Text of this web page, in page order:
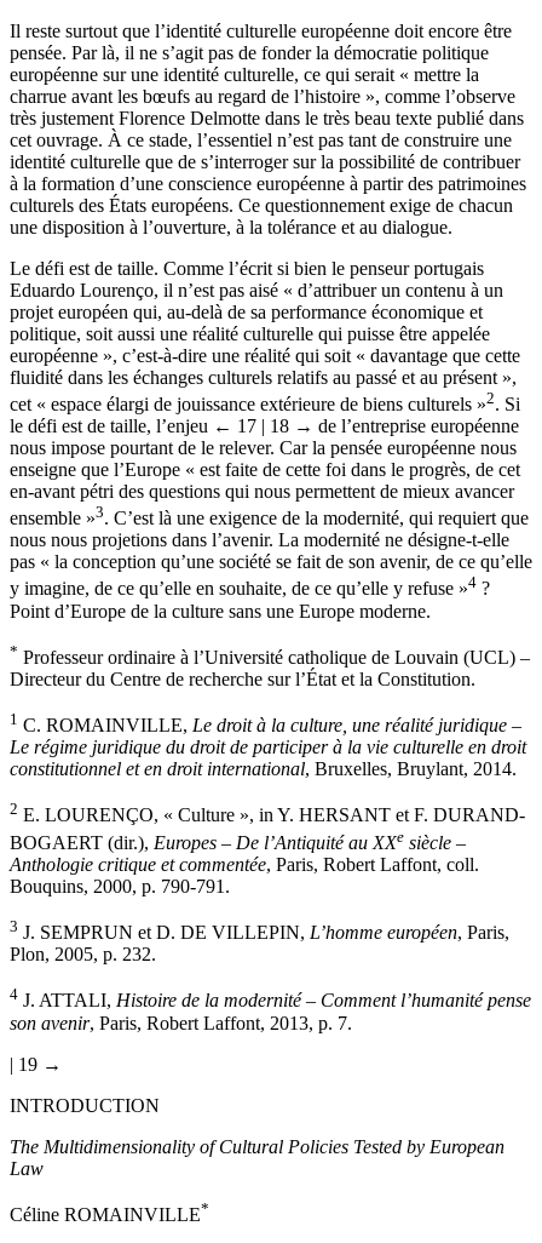
Il reste surtout que l’identité culturelle européenne doit encore être
pensée. Par là, il ne s’agit pas de fonder la démocratie politique
européenne sur une identité culturelle, ce qui serait « mettre la
charrue avant les bœufs au regard de l’histoire », comme l’observe
très justement Florence Delmotte dans le très beau texte publié dans
cet ouvrage. À ce stade, l’essentiel n’est pas tant de construire une
identité culturelle que de s’interroger sur la possibilité de contribuer
à la formation d’une conscience européenne à partir des patrimoines
culturels des États européens. Ce questionnement exige de chacun
une disposition à l’ouverture, à la tolérance et au dialogue.
Le défi est de taille. Comme l’écrit si bien le penseur portugais
Eduardo Lourenço, il n’est pas aisé « d’attribuer un contenu à un
projet européen qui, au-delà de sa performance économique et
politique, soit aussi une réalité culturelle qui puisse être appelée
européenne », c’est-à-dire une réalité qui soit « davantage que cette
fluidité dans les échanges culturels relatifs au passé et au présent »,
cet « espace élargi de jouissance extérieure de biens culturels »2. Si
le défi est de taille, l’enjeu ← 17 | 18 → de l’entreprise européenne
nous impose pourtant de le relever. Car la pensée européenne nous
enseigne que l’Europe « est faite de cette foi dans le progrès, de cet
en-avant pétri des questions qui nous permettent de mieux avancer
ensemble »3. C’est là une exigence de la modernité, qui requiert que
nous nous projetions dans l’avenir. La modernité ne désigne-t-elle
pas « la conception qu’une société se fait de son avenir, de ce qu’elle
y imagine, de ce qu’elle en souhaite, de ce qu’elle y refuse »4 ?
Point d’Europe de la culture sans une Europe moderne.
* Professeur ordinaire à l’Université catholique de Louvain (UCL) –
Directeur du Centre de recherche sur l’État et la Constitution.
1 C. ROMAINVILLE, Le droit à la culture, une réalité juridique –
Le régime juridique du droit de participer à la vie culturelle en droit
constitutionnel et en droit international, Bruxelles, Bruylant, 2014.
2 E. LOURENÇO, « Culture », in Y. HERSANT et F. DURAND-
BOGAERT (dir.), Europes – De l’Antiquité au XXe siècle –
Anthologie critique et commentée, Paris, Robert Laffont, coll.
Bouquins, 2000, p. 790-791.
3 J. SEMPRUN et D. DE VILLEPIN, L’homme européen, Paris,
Plon, 2005, p. 232.
4 J. ATTALI, Histoire de la modernité – Comment l’humanité pense
son avenir, Paris, Robert Laffont, 2013, p. 7.
| 19 →
INTRODUCTION
The Multidimensionality of Cultural Policies Tested by European
Law
Céline ROMAINVILLE*